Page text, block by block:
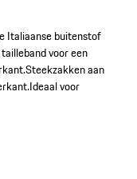
Italiaanse buitenstof
voor een
Steekzakken aan
Ideaal voor